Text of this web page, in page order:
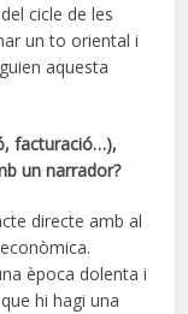
cicle de les
un to oriental i
aquesta
facturació…),
un narrador?
directe amb al
època dolenta i
hi hagi una